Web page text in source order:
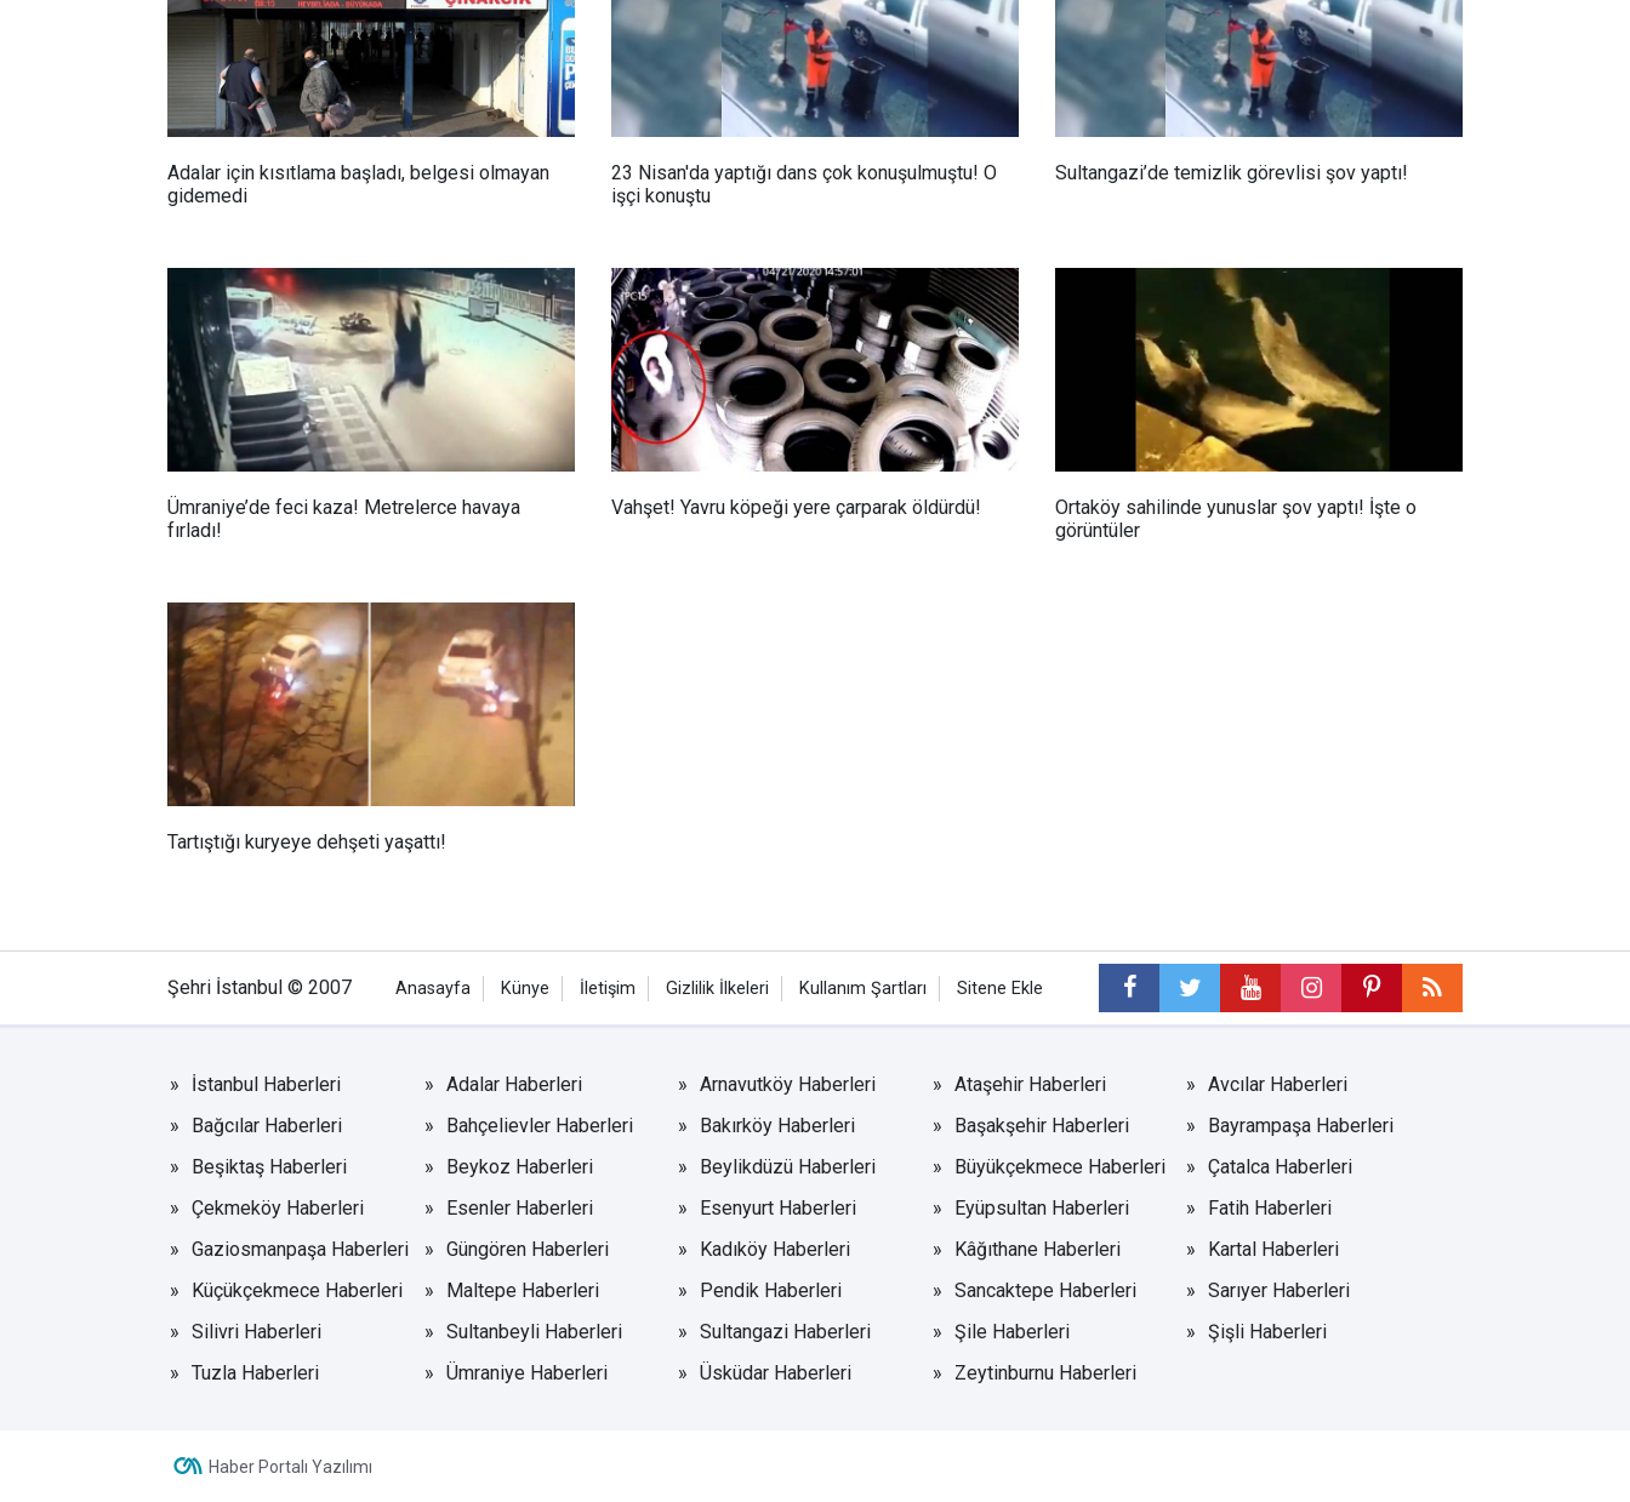
Adalar için kısıtlama başladı, belgesi olmayan
gidemedi
23 Nisan'da yaptığı dans çok konuşulmuştu! O
işçi konuştu
Sultangazi’de temizlik görevlisi şov yaptı!
Ümraniye’de feci kaza! Metrelerce havaya
fırladı!
Vahşet! Yavru köpeği yere çarparak öldürdü!
Ortaköy sahilinde yunuslar şov yaptı! İşte o
görüntüler
Tartıştığı kuryeye dehşeti yaşattı!
Şehri İstanbul © 2007 Anasayfa Künye İletişim Gizlilik İlkeleri Kullanım Şartları Sitene Ekle
İstanbul Haberleri Adalar Haberleri Arnavutköy Haberleri Ataşehir Haberleri
Avcılar Haberleri
Bağcılar Haberleri
Bahçelievler Haberleri Bakırköy Haberleri Başakşehir Haberleri
Bayrampaşa Haberleri
Beşiktaş Haberleri
Beykoz Haberleri Beylikdüzü Haberleri Büyükçekmece Haberleri
Çatalca Haberleri
Çekmeköy Haberleri
Esenler Haberleri Esenyurt Haberleri Eyüpsultan Haberleri
Fatih Haberleri
Gaziosmanpaşa Haberleri
Güngören Haberleri Kadıköy Haberleri Kâğıthane Haberleri
Kartal Haberleri
Küçükçekmece Haberleri
Maltepe Haberleri Pendik Haberleri Sancaktepe Haberleri
Sarıyer Haberleri
Silivri Haberleri
Sultanbeyli Haberleri Sultangazi Haberleri Şile Haberleri
Şişli Haberleri
Tuzla Haberleri
Ümraniye Haberleri Üsküdar Haberleri Zeytinburnu Haberleri
Haber Portalı Yazılımı